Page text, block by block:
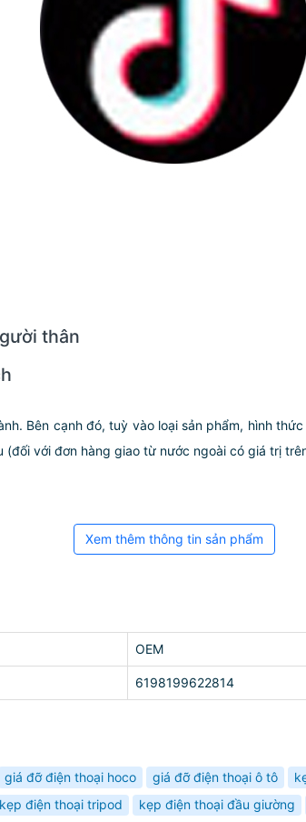
thân
Bên cạnh đó, tuỳ vào loại sản phẩm, hình
với đơn hàng giao từ nước ngoài có giá trị
Xem thêm thông tin sản phẩm
OEM
6198199622814
giá đỡ điện thoại hoco giá đỡ điện thoại ô tô
kẹp điện thoại tripod kẹp điện thoại đầu giường